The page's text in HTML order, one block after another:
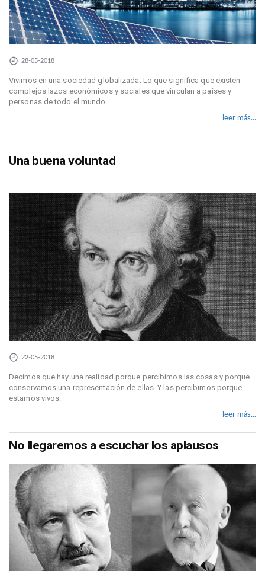
28-05-2018
Vivimos en una sociedad globalizada. Lo que significa que existen
complejos lazos económicos y sociales que vinculan a países y
personas de todo el mundo....
leer más...
Una buena voluntad
22-05-2018
Decimos que hay una realidad porque percibimos las cosas y porque
conservamos una representación de ellas. Y las percibimos porque
estamos vivos.
leer más...
No llegaremos a escuchar los aplausos